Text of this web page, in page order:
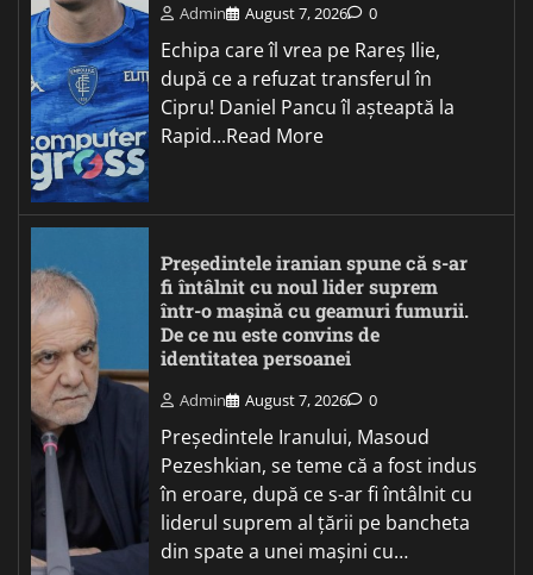
Admin August 7, 2026 0
Echipa care îl vrea pe Rareș Ilie,
după ce a refuzat transferul în
Cipru! Daniel Pancu îl așteaptă la
Rapid...Read More
Președintele iranian spune că s-ar
fi întâlnit cu noul lider suprem
într-o mașină cu geamuri fumurii.
De ce nu este convins de
identitatea persoanei
Admin August 7, 2026 0
Președintele Iranului, Masoud
Pezeshkian, se teme că a fost indus
în eroare, după ce s-ar fi întâlnit cu
liderul suprem al țării pe bancheta
din spate a unei mașini cu…